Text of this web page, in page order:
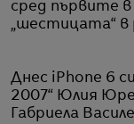
сред първите
„шестицата“ в
Днес iPhone 6
2007“ Юлия
Габриела